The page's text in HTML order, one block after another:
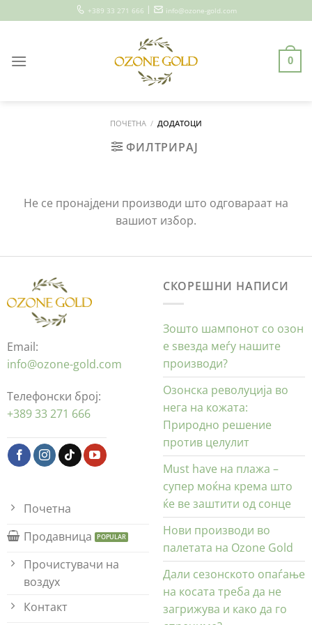
to
+389 33 271 666 | info@ozone-gold.com
0
ПОЧЕТНА / ДОДАТОЦИ
ФИЛТРИРАЈ
Не се пронајдени производи што одговараат на
вашиот избор.
Email:
info@ozone-gold.com
Телефонски број:
+389 33 271 666
Почетна
Продавница
Прочистувачи на
воздух
Контакт
СКОРЕШНИ НАПИСИ
Зошто шампонот со озон
е ѕвезда меѓу нашите
производи?
Озонска револуција во
нега на кожата:
Природно решение
против целулит
Must have на плажа –
супер моќна крема што
ќе ве заштити од сонце
Нови производи во
палетата на Ozone Gold
Дали сезонското опаѓање
на косата треба да не
загрижува и како да го